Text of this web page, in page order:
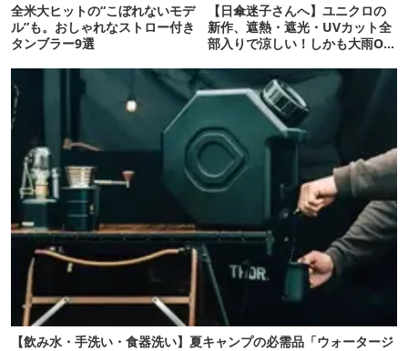
全米大ヒットの“こぼれないモデ
ル”も。おしゃれなストロー付き
タンブラー9選
【日傘迷子さんへ】ユニクロの
新作、遮熱・遮光・UVカット全
部入りで涼しい！しかも大雨OK
【飲み水・手洗い・食器洗い】夏キャンプの必需品「ウォータージ